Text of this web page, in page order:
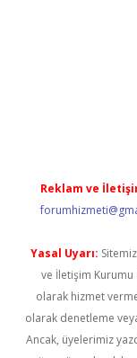
Reklam ve
Yasal Uyarı:
ve İletişim Kurumu
olarak hizmet
olarak denetleme
Ancak, üyelerimiz